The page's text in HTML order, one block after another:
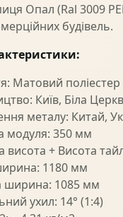
Опал (Ral 3009
будівель.
Матовий поліестер
Київ, Біла
металу: Китай,
модуля: 350 мм
висота + Висота
1180 мм
ширина: 1085 мм
ухил: 14° (1:4)